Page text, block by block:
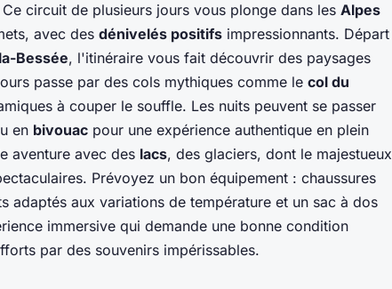
Ce circuit de plusieurs jours vous plonge dans les Alpes
avec des dénivelés positifs impressionnants. Départ
Bessée, l'itinéraire vous fait découvrir des paysages
passe par des cols mythiques comme le col du
à couper le souffle. Les nuits peuvent se passer
en bivouac pour une expérience authentique en plein
aventure avec des lacs, des glaciers, dont le majestueux
Prévoyez un bon équipement : chaussures
adaptés aux variations de température et un sac à dos
immersive qui demande une bonne condition
par des souvenirs impérissables.